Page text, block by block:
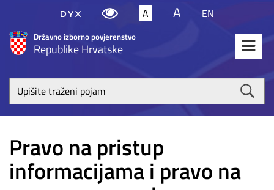
Državno izborno povjerenstvo
Republike Hrvatske
A A EN
Upišite
traženi
Pravo na pristup
informacijama i pravo na